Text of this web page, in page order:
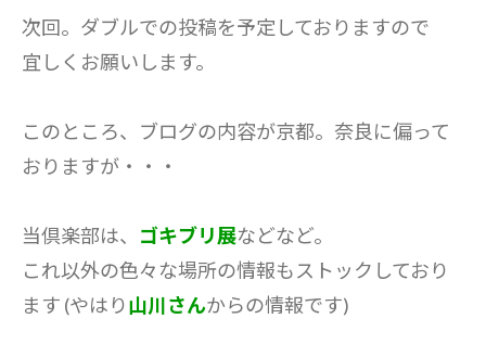
次回。ダブルでの投稿を予定しておりますので
宜しくお願いします。
このところ、ブログの内容が京都。奈良に偏って
おりますが・・・
当倶楽部は、 ゴキブリ展などなど。
これ以外の色々な場所の情報もストックしており
ます (やはり山川さんからの情報です)